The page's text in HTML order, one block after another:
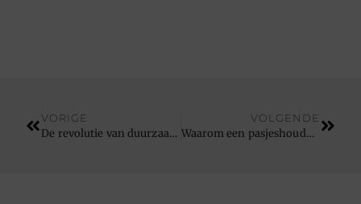
VORIGE
De revolutie van duurzaam wonen: innovaties in de verwarmingsindustrie
VOLGENDE
Waarom een pasjeshouder een slimme keuze is voor elke dag